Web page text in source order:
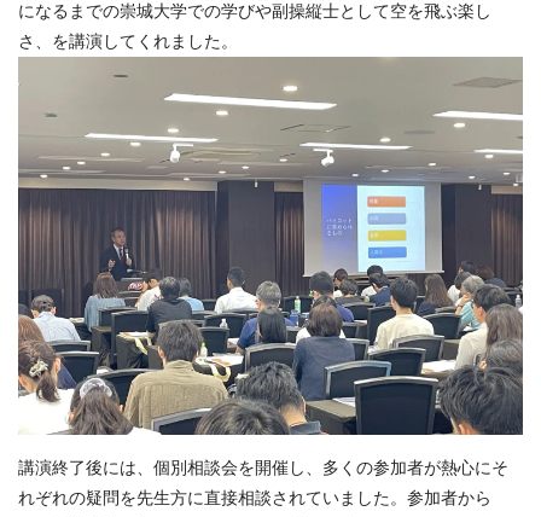
になるまでの崇城大学での学びや副操縦士として空を飛ぶ楽し
さ、を講演してくれました。
講演終了後には、個別相談会を開催し、多くの参加者が熱心にそ
れぞれの疑問を先生方に直接相談されていました。参加者から